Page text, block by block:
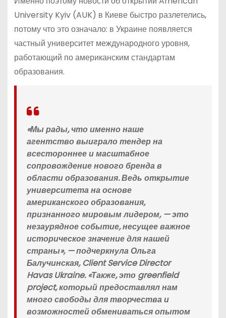
University Kyiv (AUK) в Киеве быстро разлетелись,
потому что это означало: в Украине появляется
частный университет международного уровня,
работающий по американским стандартам
образования.
«Мы рады, что именно наше
агентство выиграло тендер на
всестороннее и масштабное
сопровождение нового бренда в
области образования. Ведь открытие
университета на основе
американского образования,
признанного мировым лидером, — это
незаурядное событие, несущее важное
историческое значение для нашей
страны», — подчеркнула Ольга
Балучинская, Client Service Director
Havas Ukraine. «Также, это greenfield
project, который предоставлял нам
много свободы для творчества и
возможностей обмениваться опытом